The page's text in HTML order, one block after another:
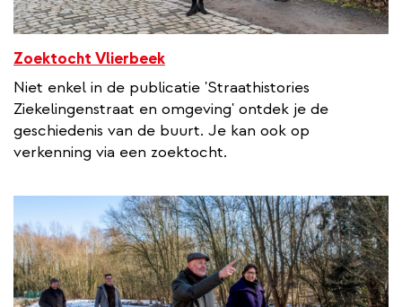
Zoektocht Vlierbeek
Niet enkel in de publicatie 'Straathistories
Ziekelingenstraat en omgeving' ontdek je de
geschiedenis van de buurt. Je kan ook op
verkenning via een zoektocht.